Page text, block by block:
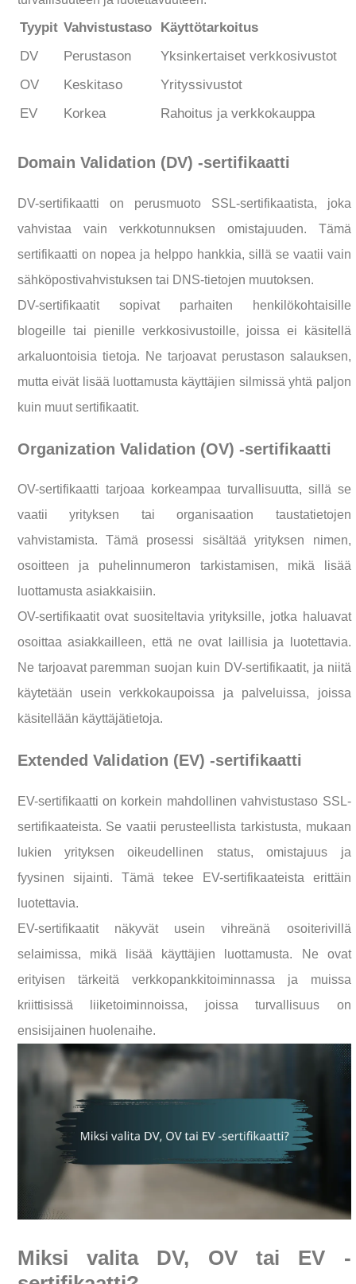
Tyypit Vahvistustaso
Käyttötarkoitus
DV
Perustason
Yksinkertaiset verkkosivustot
OV
Keskitaso
Yrityssivustot
EV
Korkea Rahoitus ja verkkokauppa
Domain Validation (DV) -sertifikaatti
DV-sertifikaatti on perusmuoto SSL-sertifikaatista, joka
vahvistaa vain verkkotunnuksen omistajuuden. Tämä
sertifikaatti on nopea ja helppo hankkia, sillä se vaatii vain
sähköpostivahvistuksen tai DNS-tietojen muutoksen.
DV-sertifikaatit sopivat parhaiten henkilökohtaisille
blogeille tai pienille verkkosivustoille, joissa ei käsitellä
arkaluontoisia tietoja. Ne tarjoavat perustason salauksen,
mutta eivät lisää luottamusta käyttäjien silmissä yhtä paljon
kuin muut sertifikaatit.
Organization Validation (OV) -sertifikaatti
OV-sertifikaatti tarjoaa korkeampaa turvallisuutta, sillä se
vaatii yrityksen tai organisaation taustatietojen
vahvistamista. Tämä prosessi sisältää yrityksen nimen,
osoitteen ja puhelinnumeron tarkistamisen, mikä lisää
luottamusta asiakkaisiin.
OV-sertifikaatit ovat suositeltavia yrityksille, jotka haluavat
osoittaa asiakkailleen, että ne ovat laillisia ja luotettavia.
Ne tarjoavat paremman suojan kuin DV-sertifikaatit, ja niitä
käytetään usein verkkokaupoissa ja palveluissa, joissa
käsitellään käyttäjätietoja.
Extended Validation (EV) -sertifikaatti
EV-sertifikaatti on korkein mahdollinen vahvistustaso SSL-
sertifikaateista. Se vaatii perusteellista tarkistusta, mukaan
lukien yrityksen oikeudellinen status, omistajuus ja
fyysinen sijainti. Tämä tekee EV-sertifikaateista erittäin
luotettavia.
EV-sertifikaatit näkyvät usein vihreänä osoiterivillä
selaimissa, mikä lisää käyttäjien luottamusta. Ne ovat
erityisen tärkeitä verkkopankkitoiminnassa ja muissa
kriittisissä liiketoiminnoissa, joissa turvallisuus on
ensisijainen huolenaihe.
Miksi valita DV, OV tai EV -